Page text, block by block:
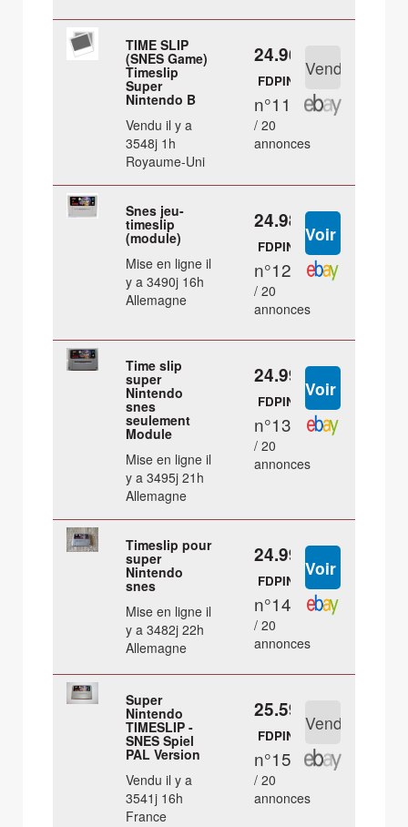
TIME SLIP
(SNES Game)
Timeslip
Super
Nintendo B
Vendu il y a
3548j 1h
Royaume-Uni
24.96 €
FDPIN
n°11
/ 20
annonces
Snes jeu-
timeslip
(module)
Mise en ligne il
y a 3490j 16h
Allemagne
24.98 €
FDPIN
n°12
/ 20
annonces
Time slip
super
Nintendo
snes
seulement
Module
Mise en ligne il
y a 3495j 21h
Allemagne
24.99 €
FDPIN
n°13
/ 20
annonces
Timeslip pour
super
Nintendo
snes
Mise en ligne il
y a 3482j 22h
Allemagne
24.99 €
FDPIN
n°14
/ 20
annonces
Super
Nintendo
TIMESLIP -
SNES Spiel
PAL Version
Vendu il y a
3541j 16h
France
25.59 €
FDPIN
n°15
/ 20
annonces